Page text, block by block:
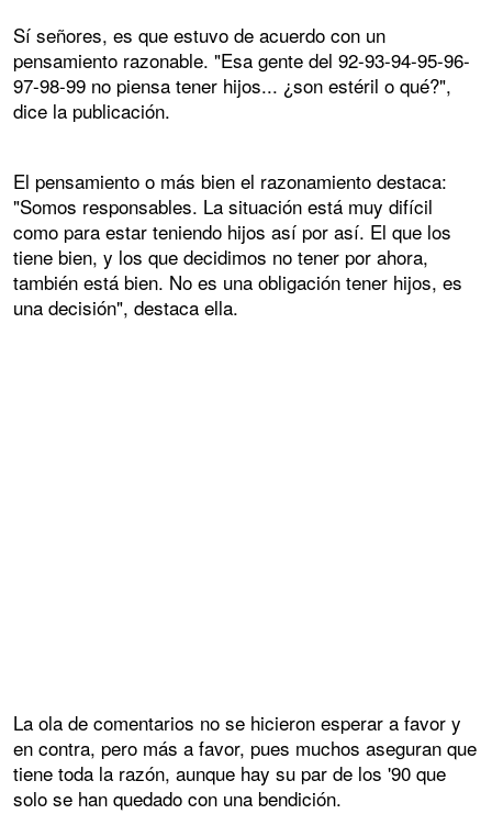
Sí señores, es que estuvo de acuerdo con un
pensamiento razonable. "Esa gente del 92-93-94-95-96-
97-98-99 no piensa tener hijos... ¿son estéril o qué?",
dice la publicación.
El pensamiento o más bien el razonamiento destaca:
"Somos responsables. La situación está muy difícil
como para estar teniendo hijos así por así. El que los
tiene bien, y los que decidimos no tener por ahora,
también está bien. No es una obligación tener hijos, es
una decisión", destaca ella.
La ola de comentarios no se hicieron esperar a favor y
en contra, pero más a favor, pues muchos aseguran que
tiene toda la razón, aunque hay su par de los '90 que
solo se han quedado con una bendición.